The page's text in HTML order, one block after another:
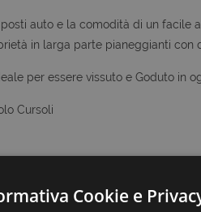
auto e la comodità di un facile
in larga parte pianeggianti con
per essere vissuto e Goduto in
Cursoli
Nostra Agenzia Collabora con
Cookie e